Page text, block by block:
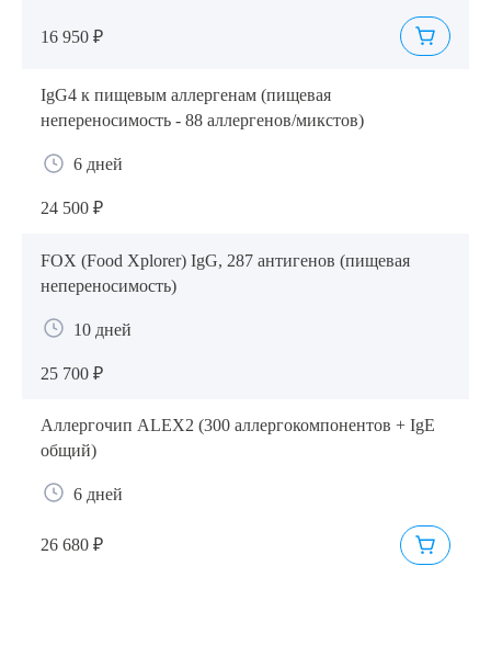
16 950 ₽
IgG4 к пищевым аллергенам (пищевая
непереносимость - 88 аллергенов/микстов)
6 дней
24 500 ₽
FOX (Food Xplorer) IgG, 287 антигенов (пищевая
непереносимость)
10 дней
25 700 ₽
Аллергочип ALEX2 (300 аллергокомпонентов + IgE
общий)
6 дней
26 680 ₽